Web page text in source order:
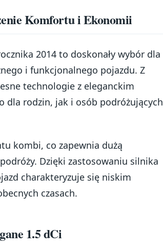
Komfortu i Ekonomii
2014 to doskonały wybór dla
i funkcjonalnego pojazdu. Z
technologie z eleganckim
dla rodzin, jak i osób podróżujących
kombi, co zapewnia dużą
Dzięki zastosowaniu silnika
charakteryzuje się niskim
czasach.
1.5 dCi